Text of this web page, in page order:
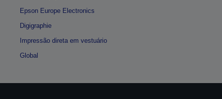
Epson Europe Electronics
Digigraphie
Impressão direta em vestuário
Global